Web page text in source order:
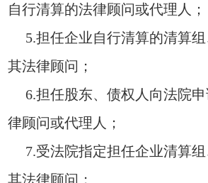
自行清算的法律顾问或代理人；
5.担任企业自行清算的清算组
其法律顾问；
6.担任股东、债权人向法院申
律顾问或代理人；
7.受法院指定担任企业清算组
其法律顾问；